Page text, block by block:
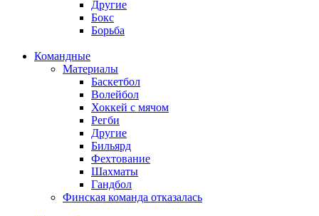
Другие
Бокс
Борьба
Командные
Материалы
Баскетбол
Волейбол
Хоккей с мячом
Регби
Другие
Бильярд
Фехтование
Шахматы
Гандбол
Финская команда отказалась